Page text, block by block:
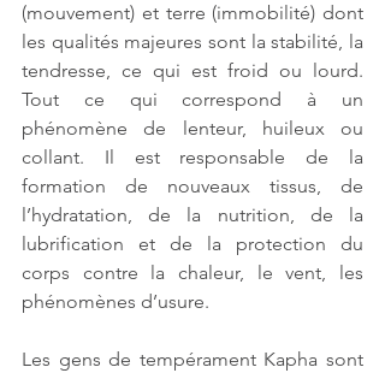
(mouvement) et terre (immobilité) dont
les qualités majeures sont la stabilité, la
tendresse, ce qui est froid ou lourd.
Tout ce qui correspond à un
phénomène de lenteur, huileux ou
collant. Il est responsable de la
formation de nouveaux tissus, de
l’hydratation, de la nutrition, de la
lubrification et de la protection du
corps contre la chaleur, le vent, les
phénomènes d’usure.
Les gens de tempérament Kapha sont